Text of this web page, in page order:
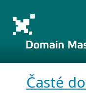
Časté